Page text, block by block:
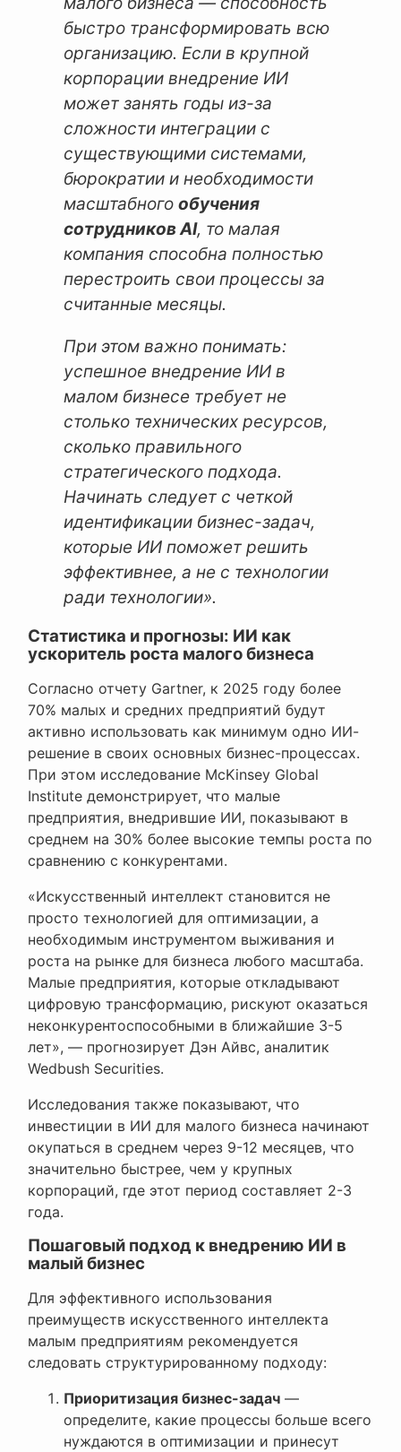
быстро трансформировать всю
организацию. Если в крупной
корпорации внедрение ИИ
может занять годы из-за
сложности интеграции с
существующими системами,
бюрократии и необходимости
масштабного обучения
сотрудников AI, то малая
компания способна полностью
перестроить свои процессы за
считанные месяцы.
При этом важно понимать:
успешное внедрение ИИ в
малом бизнесе требует не
столько технических ресурсов,
сколько правильного
стратегического подхода.
Начинать следует с четкой
идентификации бизнес-задач,
которые ИИ поможет решить
эффективнее, а не с технологии
ради технологии».
Статистика и прогнозы: ИИ как
ускоритель роста малого бизнеса
Согласно отчету Gartner, к 2025 году более
70% малых и средних предприятий будут
активно использовать как минимум одно ИИ-
решение в своих основных бизнес-процессах.
При этом исследование McKinsey Global
Institute демонстрирует, что малые
предприятия, внедрившие ИИ, показывают в
среднем на 30% более высокие темпы роста по
сравнению с конкурентами.
«Искусственный интеллект становится не
просто технологией для оптимизации, а
необходимым инструментом выживания и
роста на рынке для бизнеса любого масштаба.
Малые предприятия, которые откладывают
цифровую трансформацию, рискуют оказаться
неконкурентоспособными в ближайшие 3-5
лет», — прогнозирует Дэн Айвс, аналитик
Wedbush Securities.
Исследования также показывают, что
инвестиции в ИИ для малого бизнеса начинают
окупаться в среднем через 9-12 месяцев, что
значительно быстрее, чем у крупных
корпораций, где этот период составляет 2-3
года.
Пошаговый подход к внедрению ИИ в
малый бизнес
Для эффективного использования
преимуществ искусственного интеллекта
малым предприятиям рекомендуется
следовать структурированному подходу:
Приоритизация бизнес-задач —
определите, какие процессы больше всего
нуждаются в оптимизации и принесут